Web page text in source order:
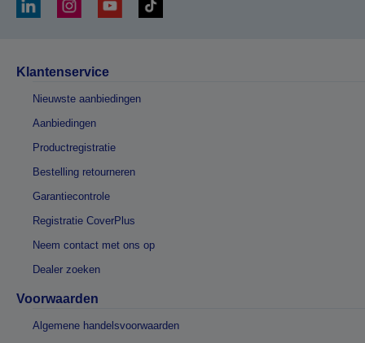
Klantenservice
Nieuwste aanbiedingen
Aanbiedingen
Productregistratie
Bestelling retourneren
Garantiecontrole
Registratie CoverPlus
Neem contact met ons op
Dealer zoeken
Voorwaarden
Algemene handelsvoorwaarden